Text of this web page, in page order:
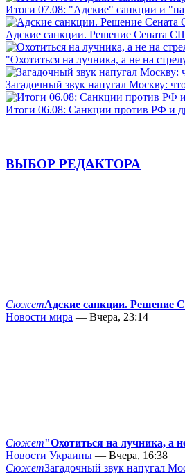
Итоги 07.08: "Адские" санкции и
Адские санкции. Решение Сената
"Охотиться на лучника, а не на
Загадочный звук напугал Москву:
Итоги 06.08: Санкции против РФ и
ВЫБОР РЕДАКТОРА
СюжетАдские санкции. Решение
Новости мира — Вчера, 23:14
Сюжет"Охотиться на лучника, а
Новости Украины — Вчера, 16:38
СюжетЗагадочный звук напугал